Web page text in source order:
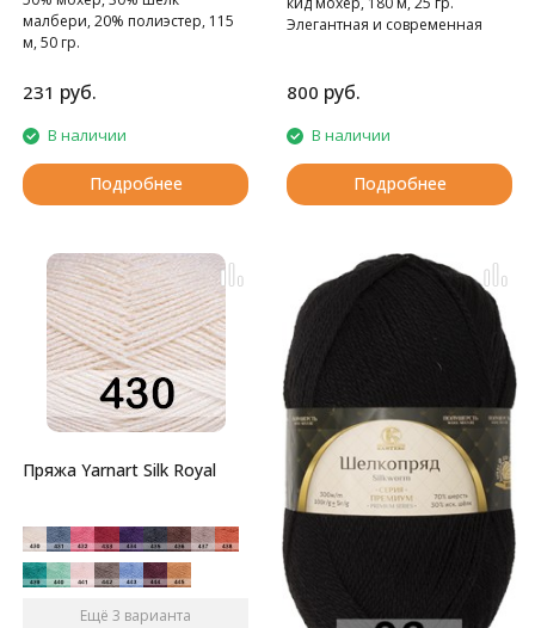
малбери, 20% полиэстер, 115
м, 50 гр.
шёлковый мохер
231 руб.
В наличии
Подробнее
Элегантная и современная
800 руб.
В наличии
Подробнее
Пряжа Yarnart Silk Royal
Ещё 3 варианта